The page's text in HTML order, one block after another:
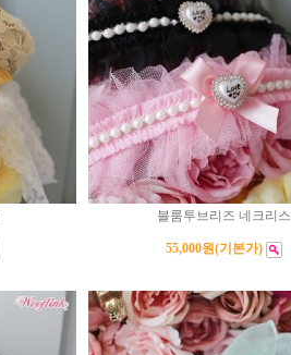
블룸투브리즈 네크리스
55,000원(기본가)